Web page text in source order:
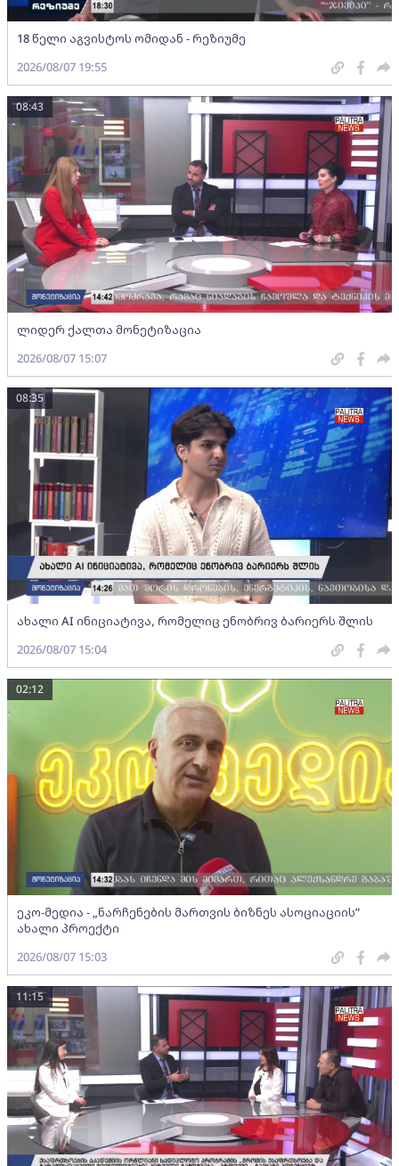
18 წელი აგვისტოს ომიდან - რეზიუმე
2026/08/07 19:55
ლიდერ ქალთა მონეტიზაცია
08:43
2026/08/07 15:07
ახალი AI ინიციატივა, რომელიც ენობრივ ბარიერს შლის
08:35
2026/08/07 15:04
ეკო-მედია - „ნარჩენების მართვის ბიზნეს ასოციაციის”
ახალი პროექტი
02:12
2026/08/07 15:03
11:15